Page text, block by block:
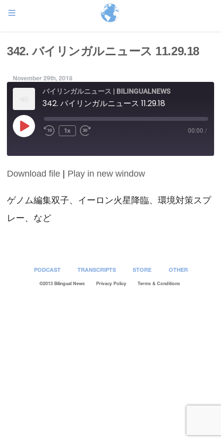
342. バイリンガルニュース 11.29.18
November 29th, 2018
バイリンガルニュース | BILINGUALNEWS
342. バイリンガルニュース 11.29.18
Play
Episode
1x 00:00 /
SHARE
LINK
EMBED
Download file Play in new window
ゲノム編集双子、イーロン火星降臨、環境対策スプ
レー、など
PODCAST TRANSCRIPTS STORE OTHER
©2013 Bilingual News Privacy Policy Terms & Conditions